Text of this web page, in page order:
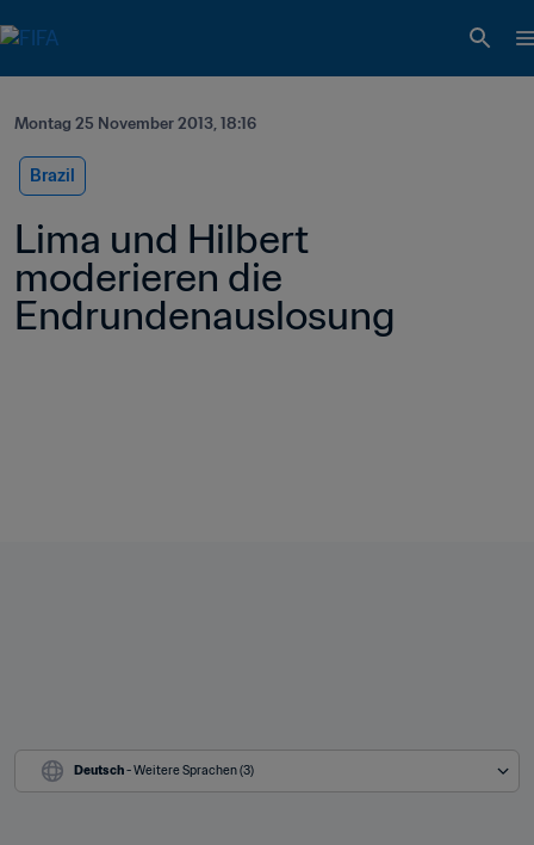
Montag 25 November 2013, 18:16
Brazil
Lima und Hilbert
moderieren die
Endrundenauslosung
Deutsch - Weitere Sprachen (3)